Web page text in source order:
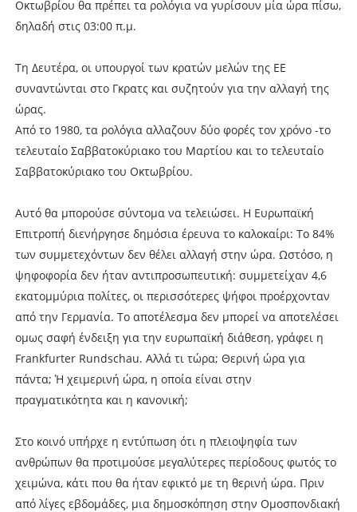
Οκτωβρίου θα πρέπει τα ρολόγια να γυρίσουν μία ώρα πίσω,
δηλαδή στις 03:00 π.μ.
Τη Δευτέρα, οι υπουργοί των κρατών μελών της ΕΕ
συναντώνται στο Γκρατς και συζητούν για την αλλαγή της
ώρας.
Από το 1980, τα ρολόγια αλλαζουν δύο φορές τον χρόνο -το
τελευταίο Σαββατοκύριακο του Μαρτίου και το τελευταίο
Σαββατοκύριακο του Οκτωβρίου.
Αυτό θα μπορούσε σύντομα να τελειώσει. Η Ευρωπαϊκή
Επιτροπή διενήργησε δημόσια έρευνα το καλοκαίρι: Το 84%
των συμμετεχόντων δεν θέλει αλλαγή στην ώρα. Ωστόσο, η
ψηφοφορία δεν ήταν αντιπροσωπευτική: συμμετείχαν 4,6
εκατομμύρια πολίτες, οι περισσότερες ψήφοι προέρχονταν
από την Γερμανία. Το αποτέλεσμα δεν μπορεί να αποτελέσει
ομως σαφή ένδειξη για την ευρωπαϊκή διάθεση, γράφει η
Frankfurter Rundschau. Αλλά τι τώρα; Θερινή ώρα για
πάντα; Ή χειμερινή ώρα, η οποία είναι στην
πραγματικότητα και η κανονική;
Στο κοινό υπήρχε η εντύπωση ότι η πλειοψηφία των
ανθρώπων θα προτιμούσε μεγαλύτερες περίοδους φωτός το
χειμώνα, κάτι που θα ήταν εφικτό με τη θερινή ώρα. Πριν
από λίγες εβδομάδες, μια δημοσκόπηση στην Ομοσπονδιακή